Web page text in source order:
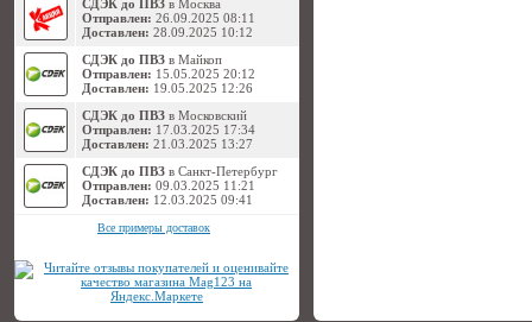
СДЭК до ПВЗ в Москва
Отправлен: 26.09.2025 08:11
Доставлен: 28.09.2025 10:12
СДЭК до ПВЗ в Майкоп
Отправлен: 15.05.2025 20:12
Доставлен: 19.05.2025 12:26
СДЭК до ПВЗ в Московский
Отправлен: 17.03.2025 17:34
Доставлен: 21.03.2025 13:27
СДЭК до ПВЗ в Санкт-Петербург
Отправлен: 09.03.2025 11:21
Доставлен: 12.03.2025 09:41
Все примеры доставок